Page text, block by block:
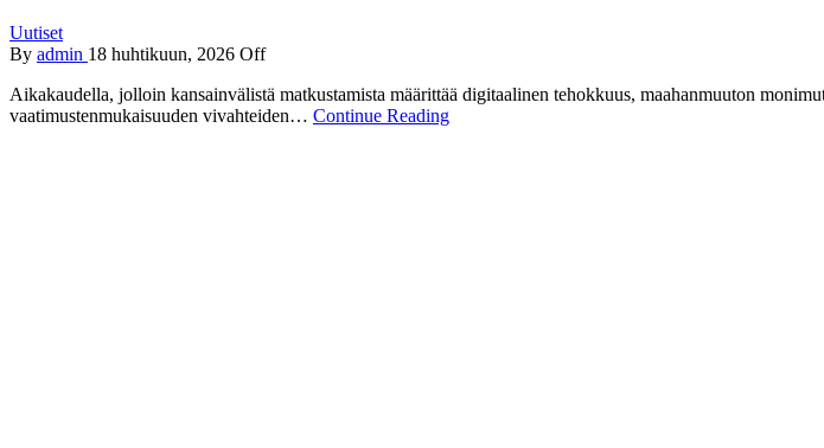
Uutiset
By admin 18 huhtikuun, 2026 Off
Aikakaudella, jolloin kansainvälistä matkustamista määrittää digitaalinen tehokkuus, maahanmuuton
vaatimustenmukaisuuden vivahteiden… Continue Reading